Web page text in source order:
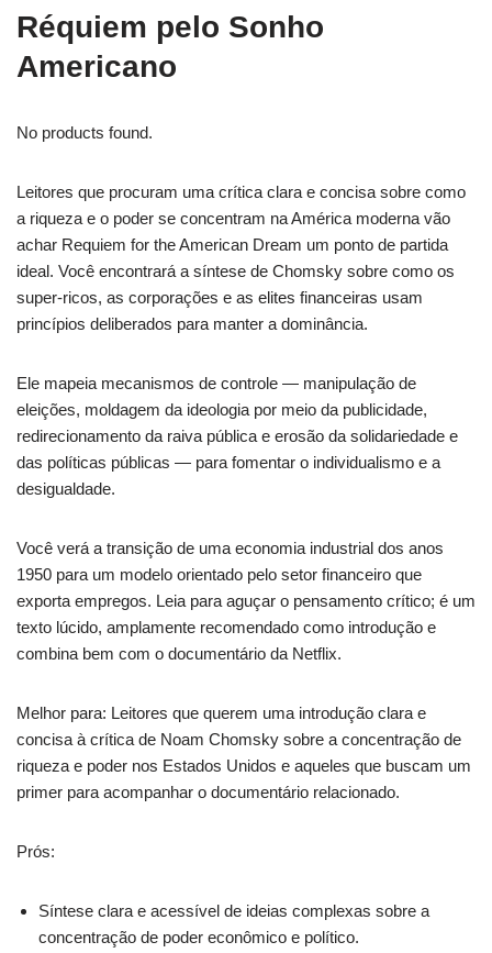
Réquiem pelo Sonho
Americano
No products found.
Leitores que procuram uma crítica clara e concisa sobre como
a riqueza e o poder se concentram na América moderna vão
achar Requiem for the American Dream um ponto de partida
ideal. Você encontrará a síntese de Chomsky sobre como os
super-ricos, as corporações e as elites financeiras usam
princípios deliberados para manter a dominância.
Ele mapeia mecanismos de controle — manipulação de
eleições, moldagem da ideologia por meio da publicidade,
redirecionamento da raiva pública e erosão da solidariedade e
das políticas públicas — para fomentar o individualismo e a
desigualdade.
Você verá a transição de uma economia industrial dos anos
1950 para um modelo orientado pelo setor financeiro que
exporta empregos. Leia para aguçar o pensamento crítico; é um
texto lúcido, amplamente recomendado como introdução e
combina bem com o documentário da Netflix.
Melhor para: Leitores que querem uma introdução clara e
concisa à crítica de Noam Chomsky sobre a concentração de
riqueza e poder nos Estados Unidos e aqueles que buscam um
primer para acompanhar o documentário relacionado.
Prós:
Síntese clara e acessível de ideias complexas sobre a
concentração de poder econômico e político.